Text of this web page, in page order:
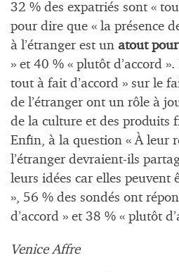
32 % des expatriés sont «
pour dire que « la présence
à l’étranger est un atout
» et 40 % « plutôt d’accord
tout à fait d’accord » sur le
de l’étranger ont un rôle à
de la culture et des produits
Enfin, à la question « À leur
l’étranger devraient-ils
leurs idées car elles peuvent
», 56 % des sondés ont
d’accord » et 38 % « plutôt
Venice Affre